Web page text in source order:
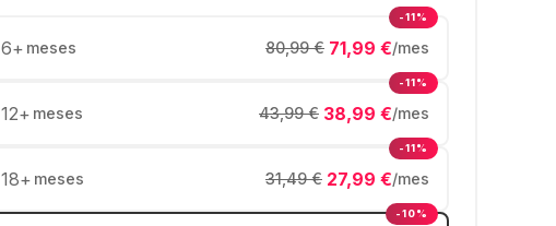
6+ meses 71,99 €/mes
80,99 €
-11%
12+ meses 38,99 €/mes
43,99 €
-11%
18+ meses 27,99 €/mes
31,49 €
-11%
-10%